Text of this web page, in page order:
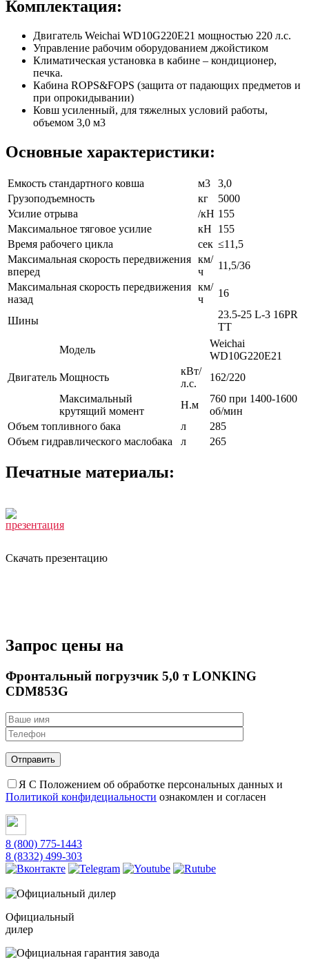
Комплектация:
Двигатель Weichai WD10G220E21 мощностью 220 л.с.
Управление рабочим оборудованием джойстиком
Климатическая установка в кабине – кондиционер,
печка.
Кабина ROPS&FOPS (защита от падающих предметов и
при опрокидывании)
Ковш усиленный, для тяжелных условий работы,
объемом 3,0 м3
Основные характеристики:
Емкость стандартного ковша м3
3,0
Грузоподъемность
кг
5000
Усилие отрыва
/кН 155
Максимальное тяговое усилие
кН
155
Время рабочего цикла
сек ≤11,5
Максимальная скорость передвижения
вперед
км/
ч
11,5/36
Максимальная скорость передвижения
назад
км/
ч
16
Шины
23.5-25 L-3 16PR
TT
Двигатель
Модель
Weichai
WD10G220E21
Мощность
кВт/
л.с.
162/220
Максимальный
крутящий момент
Н.м
760 при 1400-1600
об/мин
Объем топливного бака
л
285
Объем гидравлического маслобака
л 265
Печатные материалы:
Скачать презентацию
Запрос цены на
Фронтальный погрузчик 5,0 т LONKING
CDM853G
Я С Положением об обработке персональных данных и
Политикой конфидециальности ознакомлен и согласен
8 (800) 775-1443
8 (8332) 499-303
Официальный
дилер